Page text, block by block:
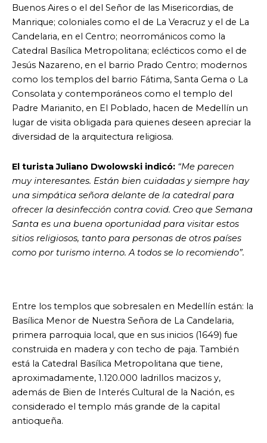
Buenos Aires o el del Señor de las Misericordias, de
Manrique; coloniales como el de La Veracruz y el de La
Candelaria, en el Centro; neorrománicos como la
Catedral Basílica Metropolitana; eclécticos como el de
Jesús Nazareno, en el barrio Prado Centro; modernos
como los templos del barrio Fátima, Santa Gema o La
Consolata y contemporáneos como el templo del
Padre Marianito, en El Poblado, hacen de Medellín un
lugar de visita obligada para quienes deseen apreciar la
diversidad de la arquitectura religiosa.
El turista Juliano Dwolowski indicó: “Me parecen
muy interesantes. Están bien cuidadas y siempre hay
una simpática señora delante de la catedral para
ofrecer la desinfección contra covid. Creo que Semana
Santa es una buena oportunidad para visitar estos
sitios religiosos, tanto para personas de otros países
como por turismo interno. A todos se lo recomiendo”.
Entre los templos que sobresalen en Medellín están: la
Basílica Menor de Nuestra Señora de La Candelaria,
primera parroquia local, que en sus inicios (1649) fue
construida en madera y con techo de paja. También
está la Catedral Basílica Metropolitana que tiene,
aproximadamente, 1.120.000 ladrillos macizos y,
además de Bien de Interés Cultural de la Nación, es
considerado el templo más grande de la capital
antioqueña.